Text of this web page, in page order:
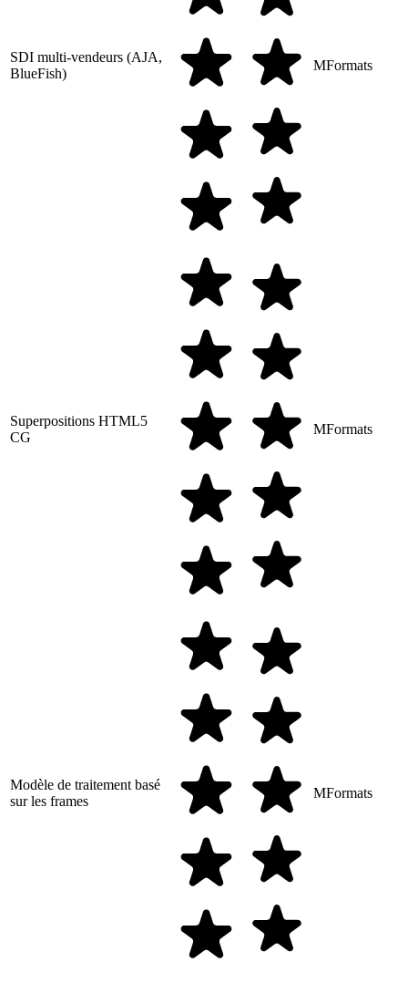
SDI multi-vendeurs (AJA,
BlueFish)
MFormats
Superpositions HTML5
CG
MFormats
Modèle de traitement basé
sur les frames
MFormats